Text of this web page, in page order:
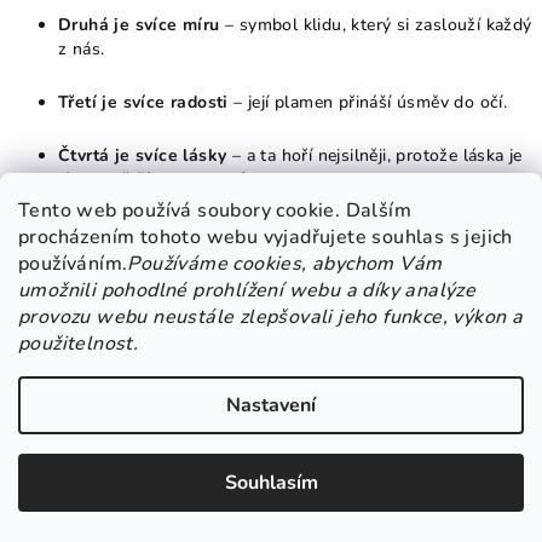
Tento web používá soubory cookie. Dalším
procházením tohoto webu vyjadřujete souhlas s jejich
používáním.Používáme cookies, abychom Vám
umožnili pohodlné prohlížení webu a díky analýze
provozu webu neustále zlepšovali jeho funkce, výkon a
použitelnost.
Nastavení
Souhlasím
Druhá je svíce míru – symbol klidu, který si zaslouží každý
z nás.
Třetí je svíce radosti – její plamen přináší úsměv do očí.
Čtvrtá je svíce lásky – a ta hoří nejsilněji, protože láska je
tím největším darem Vánoc.
Podlouhlý svícenvytváří pocitproudění času – jak se světlo
rozšiřuje, den za dnem, týden za týdnem, až do Štědrého večera.
Je to
rituál, který spojuje generace
. Děti s nadšením sledují,
kolik svíček už hoří, rodiče se zasněně dívají do plamene a
prarodiče s vděčností vzpomínají na roky minulé.
🏡 Kde a jak svícen umístit
Takový luxusní adventní svícen se hodí nejen na sváteční stůl.